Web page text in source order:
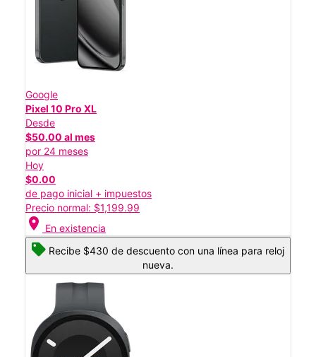
Google
Pixel 10 Pro XL
Desde
$50.00 al mes
por 24 meses
Hoy
$0.00
de pago inicial + impuestos
Precio normal: $1,199.99
location_on En existencia
Recibe $430 de descuento con una línea para reloj
nueva.